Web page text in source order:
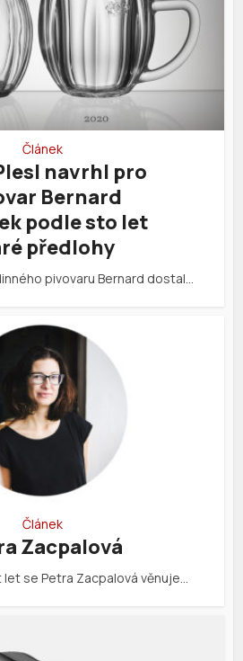
Článek
navrhl pro
Bernard
podle sto let
předlohy
pivovaru Bernard dostal…
Článek
Zacpalová
se Petra Zacpalová věnuje…